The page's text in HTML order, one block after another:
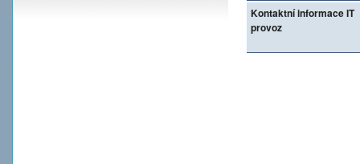
Kontaktní informace IT
provoz